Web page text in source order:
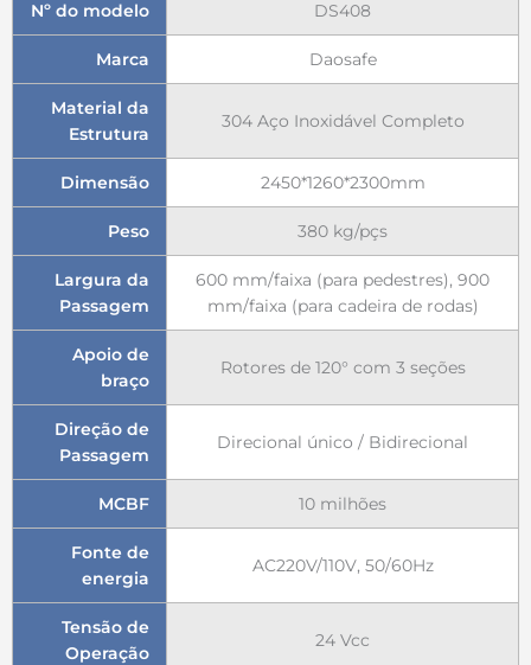
Nº do modelo DS408
Marca Daosafe
Material da
Estrutura
304 Aço Inoxidável Completo
Dimensão 2450*1260*2300mm
Peso 380 kg/pçs
Largura da
Passagem
600 mm/faixa (para pedestres), 900
mm/faixa (para cadeira de rodas)
Apoio de
braço
Rotores de 120° com 3 seções
Direção de
Passagem
Direcional único / Bidirecional
MCBF 10 milhões
Fonte de
energia
AC220V/110V, 50/60Hz
Tensão de
Operação
24 Vcc